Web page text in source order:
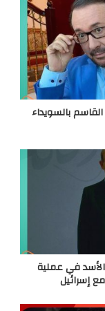
بالسويداء
في عملية
إسرائيل